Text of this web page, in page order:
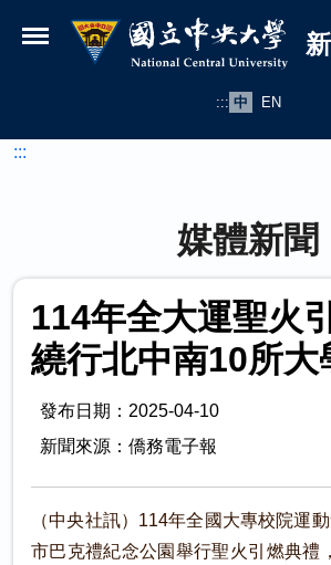
國立中央大學新聞網
::: 中 EN
:::
媒體新聞
114年全大運聖火
繞行北中南10所大
發布日期：2025-04-10
新聞來源：僑務電子報
（中央社訊）114年全國大專校院運
市巴克禮紀念公園舉行聖火引燃典禮